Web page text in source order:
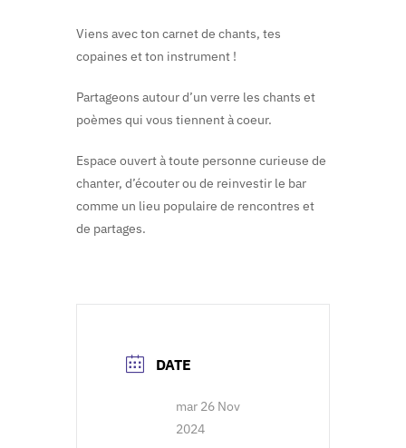
Viens avec ton carnet de chants, tes
copaines et ton instrument !
Partageons autour d’un verre les chants et
poèmes qui vous tiennent à coeur.
Espace ouvert à toute personne curieuse de
chanter, d’écouter ou de reinvestir le bar
comme un lieu populaire de rencontres et
de partages.
DATE
mar 26 Nov
2024